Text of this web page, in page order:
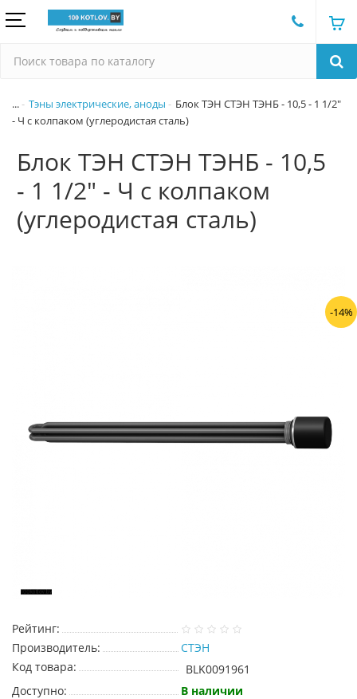
... Тэны электрические, аноды
Блок ТЭН СТЭН ТЭНБ - 10,5 - 1 1/2"
- Ч с колпаком (углеродистая сталь)
Блок ТЭН СТЭН ТЭНБ - 10,5
- 1 1/2" - Ч с колпаком
(углеродистая сталь)
-14%
Рейтинг:
Производитель:
СТЭН
Код товара:
BLK0091961
Доступно:
В наличии